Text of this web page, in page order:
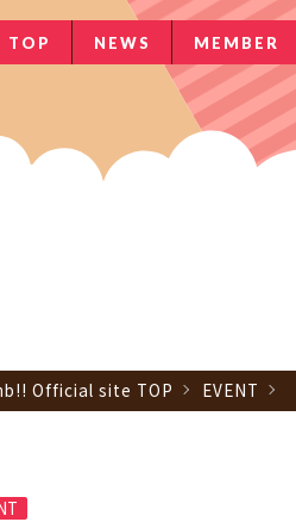
TOP NEWS MEMBER
Official site TOP EVENT